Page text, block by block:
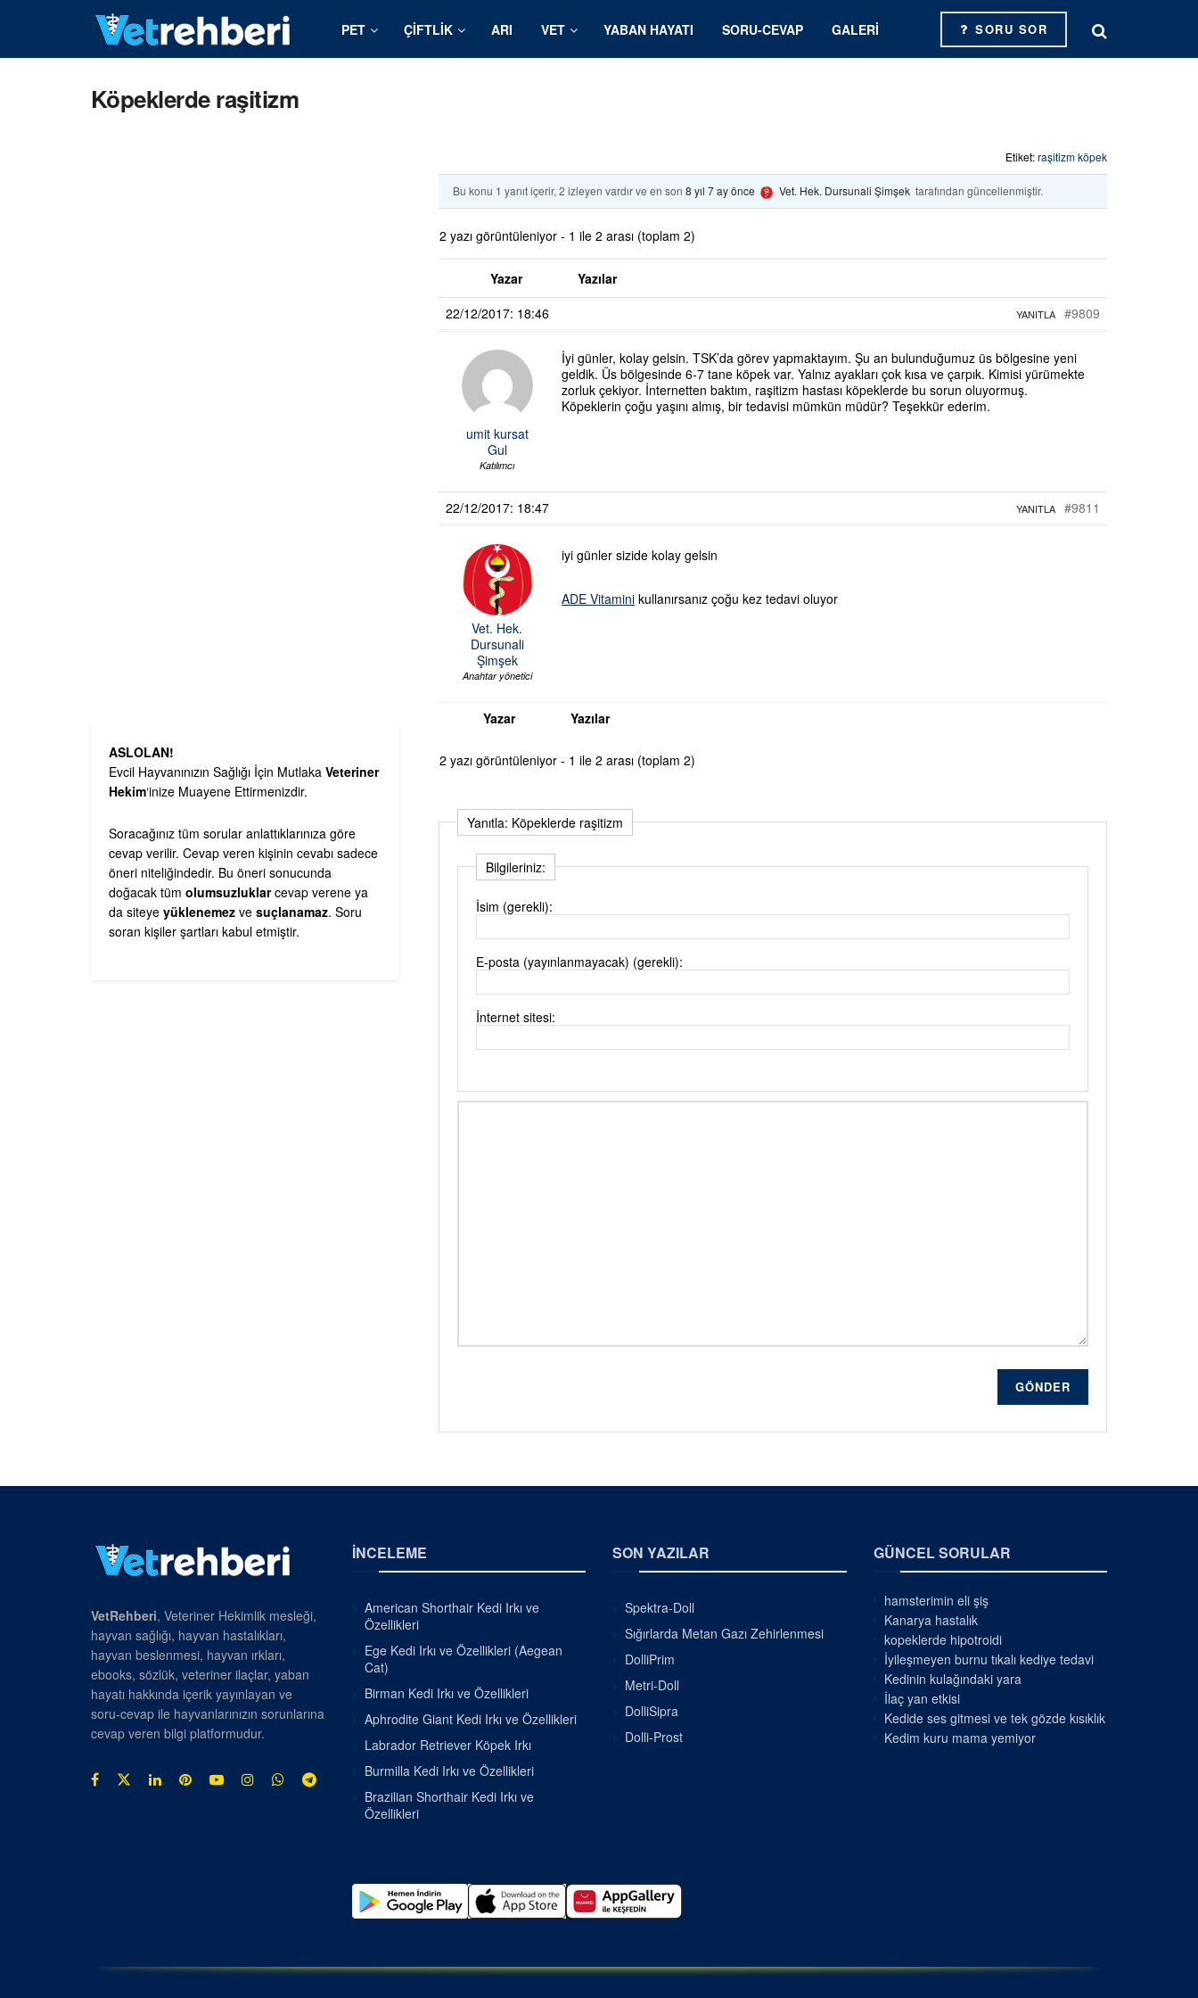
PET ÇIFTLIK ARI VET YABAN HAYATI SORU-CEVAP GALERI SORU SOR
Köpeklerde raşitizm
Etiket:raşitizm köpek
Bu konu 1 yanıt içerir, 2 izleyen vardır ve en son 8 yıl 7 ay önce Vet. Hek. Dursunali Şimşek tarafından güncellenmiştir.
2 yazı görüntüleniyor - 1 ile 2 arası (toplam 2)
Yazar
Yazılar
22/12/2017: 18:46
#9809
YANITLA
umit kursat
Gul
Katılımcı
İyi günler, kolay gelsin. TSK’da görev yapmaktayım. Şu an bulunduğumuz üs bölgesine yeni
geldik. Üs bölgesinde 6-7 tane köpek var. Yalnız ayakları çok kısa ve çarpık. Kimisi yürümekte
zorluk çekiyor. İnternetten baktım, raşitizm hastası köpeklerde bu sorun oluyormuş.
Köpeklerin çoğu yaşını almış, bir tedavisi mümkün müdür? Teşekkür ederim.
22/12/2017: 18:47 #9811
YANITLA
Vet. Hek.
Dursunali
Şimşek
Anahtar yönetici
iyi günler sizide kolay gelsin
ADE Vitamini kullanırsanız çoğu kez tedavi oluyor
Yazar Yazılar
2 yazı görüntüleniyor - 1 ile 2 arası (toplam 2)
Yanıtla: Köpeklerde raşitizm
Bilgileriniz:
İsim (gerekli):
E-posta (yayınlanmayacak) (gerekli):
İnternet sitesi:
GÖNDER
ASLOLAN!
Evcil Hayvanınızın Sağlığı İçin Mutlaka Veteriner
Hekim‘inize Muayene Ettirmenizdir.
Soracağınız tüm sorular anlattıklarınıza göre
cevap verilir. Cevap veren kişinin cevabı sadece
öneri niteliğindedir. Bu öneri sonucunda
doğacak tüm olumsuzluklarcevap verene ya
da siteye yüklenemez ve suçlanamaz. Soru
soran kişiler şartları kabul etmiştir.
VetRehberi, Veteriner Hekimlik mesleği,
hayvan sağlığı, hayvan hastalıkları,
hayvan beslenmesi, hayvan ırkları,
ebooks, sözlük, veteriner ilaçlar, yaban
hayatı hakkında içerik yayınlayan ve
soru-cevap ile hayvanlarınızın sorunlarına
cevap veren bilgi platformudur.
İNCELEME
American Shorthair Kedi Irkı ve
Özellikleri
Ege Kedi Irkı ve Özellikleri (Aegean
Cat)
Birman Kedi Irkı ve Özellikleri
Aphrodite Giant Kedi Irkı ve Özellikleri
Labrador Retriever Köpek Irkı
Burmilla Kedi Irkı ve Özellikleri
Brazilian Shorthair Kedi Irkı ve
Özellikleri
SON YAZILAR
Spektra-Doll
Sığırlarda Metan Gazı Zehirlenmesi
DolliPrim
Metri-Doll
DolliSipra
Dolli-Prost
GÜNCEL SORULAR
hamsterimin eli şiş
Kanarya hastalık
kopeklerde hipotroidi
İyileşmeyen burnu tıkalı kediye tedavi
Kedinin kulağındaki yara
İlaç yan etkisi
Kedide ses gitmesi ve tek gözde kısıklık
Kedim kuru mama yemiyor